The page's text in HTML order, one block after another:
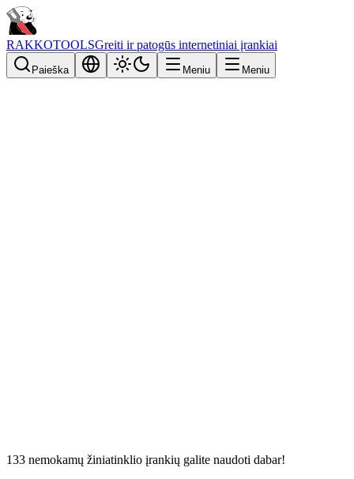
RAKKOTOOLSGreiti ir patogūs internetiniai įrankiai
Paieška Meniu Meniu
133 nemokamų žiniatinklio įrankių galite naudoti dabar!